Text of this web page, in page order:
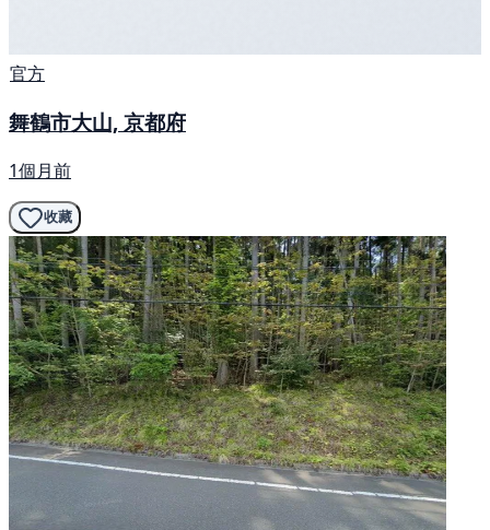
官方
舞鶴市大山, 京都府
1個月前
收藏